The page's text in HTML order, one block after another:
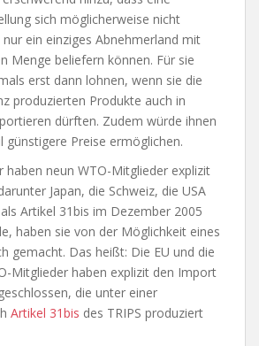
sich möglicherweise nicht
ein einziges Abnehmerland mit
Menge beliefern können. Für sie
erst dann lohnen, wenn sie die
produzierten Produkte auch in
dürften. Zudem würde ihnen
günstigere Preise ermöglichen.
haben neun WTO-Mitglieder explizit
Japan, die Schweiz, die USA
Artikel 31bis im Dezember 2005
haben sie von der Möglichkeit eines
gemacht. Das heißt: Die EU und die
Mitglieder haben explizit den Import
die unter einer
Artikel 31bis des TRIPS produziert